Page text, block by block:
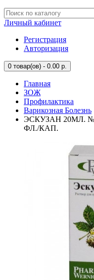
Личный кабинет
Регистрация
Авторизация
0 товар(ов) - 0.00 р.
Главная
ЗОЖ
Профилактика
Варикозная Болезнь
ЭСКУЗАН 20МЛ.
ФЛ./КАП.